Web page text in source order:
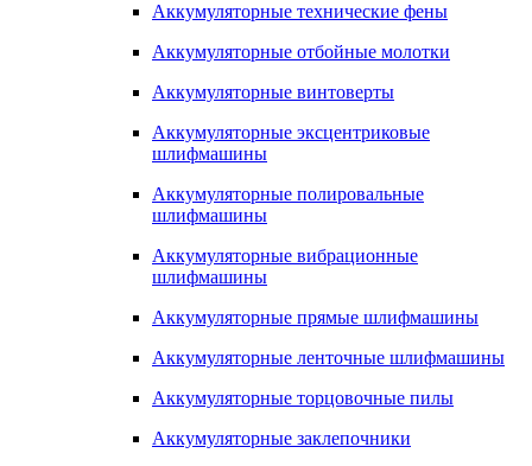
Аккумуляторные технические фены
Аккумуляторные отбойные молотки
Аккумуляторные винтоверты
Аккумуляторные эксцентриковые
шлифмашины
Аккумуляторные полировальные
шлифмашины
Аккумуляторные вибрационные
шлифмашины
Аккумуляторные прямые шлифмашины
Аккумуляторные ленточные шлифмашины
Аккумуляторные торцовочные пилы
Аккумуляторные заклепочники